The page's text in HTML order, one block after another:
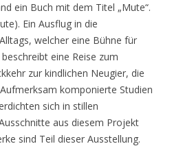
ein Buch mit dem Titel „Mute“.
Ein Ausflug in die
welcher eine Bühne für
eine Reise zum
zur kindlichen Neugier, die
komponierte Studien
sich in stillen
aus diesem Projekt
sind Teil dieser Ausstellung.